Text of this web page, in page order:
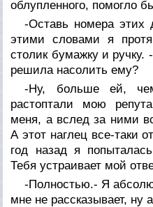
облупленного, помогло
-Оставь номера этих
этими словами я
столик бумажку и
решила насолить ему?
-Ну, больше ей,
растоптали мою
меня, а вслед за ними
А этот наглец все-таки
год назад я
Тебя устраивает мой
-Полностью.- Я
мне не рассказывает, ну